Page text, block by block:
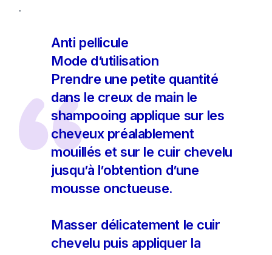
.
Anti pellicule
Mode d’utilisation
Prendre une petite quantité
dans le creux de main le
shampooing applique sur les
cheveux préalablement
mouillés et sur le cuir chevelu
jusqu’à l’obtention d’une
mousse onctueuse.
Masser délicatement le cuir
chevelu puis appliquer la